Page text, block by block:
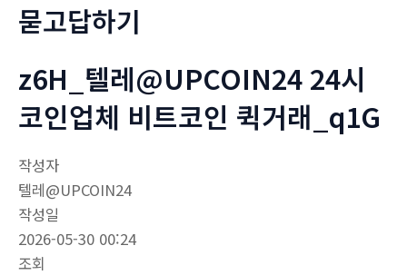
묻고답하기
z6H_텔레@UPCOIN24 24시
코인업체 비트코인 퀵거래_q1G
작성자
텔레@UPCOIN24
작성일
2026-05-30 00:24
조회